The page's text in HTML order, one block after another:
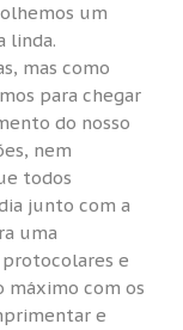
um
linda.
mas como
para chegar
do nosso
nem
todos
junto com a
uma
e
máximo com os
e